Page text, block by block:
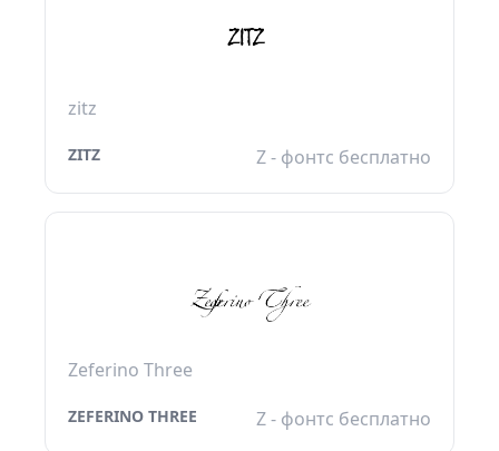
zitz
ZITZ Z - фонтс бесплатно
Zeferino Three
ZEFERINO THREE Z - фонтс бесплатно